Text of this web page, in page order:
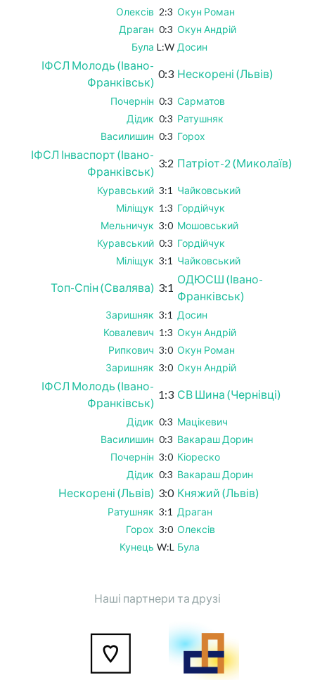
Олексів 2:3 Окун Роман
Драган 0:3 Окун Андрій
Була L:W Досин
ІФСЛ Молодь (Івано-
Франківськ)
0:3 Нескорені (Львів)
Почернін 0:3 Сарматов
Дідик 0:3 Ратушняк
Василишин 0:3 Горох
ІФСЛ Інваспорт (Івано-
Франківськ)
3:2 Патріот-2 (Миколаїв)
Куравський 3:1 Чайковський
Міліщук 1:3 Гордійчук
Мельничук 3:0 Мошовський
Куравський 0:3 Гордійчук
Міліщук 3:1 Чайковський
Топ-Спін (Свалява) 3:1
ОДЮСШ (Івано-
Франківськ)
Заришняк 3:1 Досин
Ковалевич 1:3 Окун Андрій
Рипкович 3:0 Окун Роман
Заришняк 3:0 Окун Андрій
ІФСЛ Молодь (Івано-
Франківськ)
1:3 СВ Шина (Чернівці)
Дідик 0:3 Мацікевич
Василишин 0:3 Вакараш Дорин
Почернін 3:0 Кіореско
Дідик 0:3 Вакараш Дорин
Нескорені (Львів) 3:0 Княжий (Львів)
Ратушняк 3:1 Драган
Горох 3:0 Олексів
Кунець W:L Була
Наші партнери та друзі